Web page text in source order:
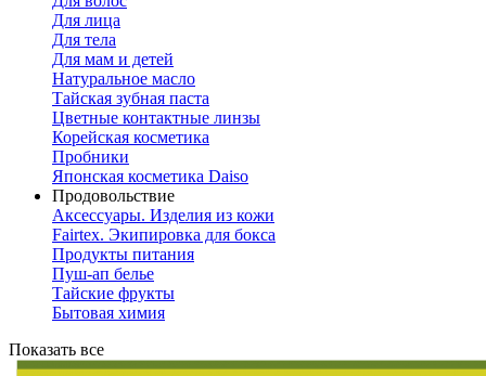
Для лица
Для тела
Для мам и детей
Натуральное масло
Тайская зубная паста
Цветные контактные линзы
Корейская косметика
Пробники
Японская косметика Daiso
Продовольствие
Аксессуары. Изделия из кожи
Fairtex. Экипировка для бокса
Продукты питания
Пуш-ап белье
Тайские фрукты
Бытовая химия
Показать все